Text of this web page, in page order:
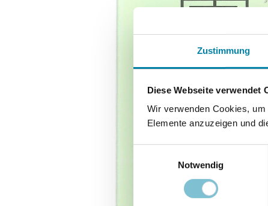
Zustimmung
Diese Webseite verwendet
Wir verwenden Cookies,
Elemente anzuzeigen und
Notwendig